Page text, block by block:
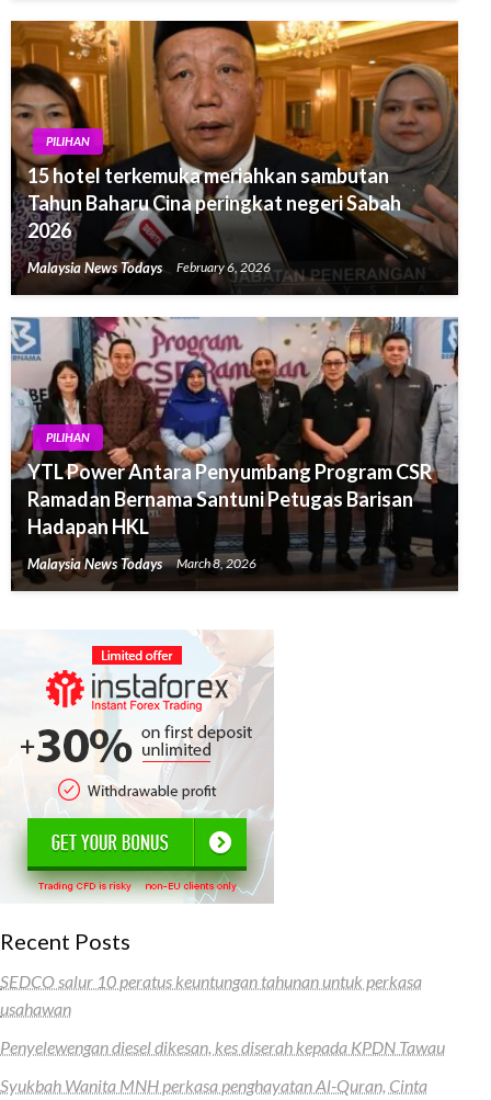
PILIHAN
15 hotel terkemuka meriahkan sambutan
Tahun Baharu Cina peringkat negeri Sabah
2026
Malaysia News Todays February 6, 2026
PILIHAN
YTL Power Antara Penyumbang Program CSR
Ramadan Bernama Santuni Petugas Barisan
Hadapan HKL
Malaysia News Todays March 8, 2026
Recent Posts
SEDCO salur 10 peratus keuntungan tahunan untuk perkasa
usahawan
Penyelewengan diesel dikesan, kes diserah kepada KPDN Tawau
Syukbah Wanita MNH perkasa penghayatan Al-Quran, Cinta